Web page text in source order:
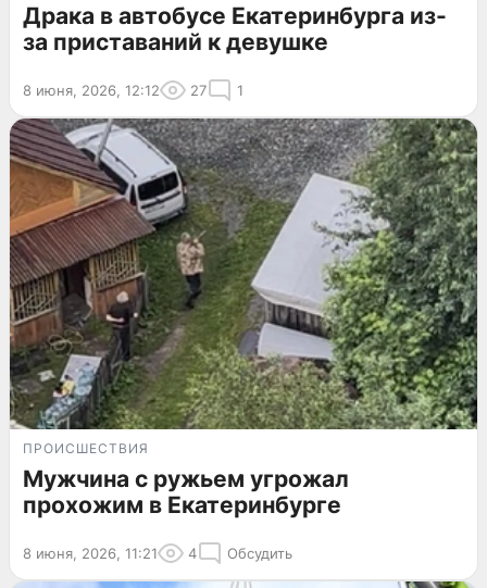
Драка в автобусе Екатеринбурга из-
за приставаний к девушке
8 июня, 2026, 12:12 27 1
ПРОИСШЕСТВИЯ
Мужчина с ружьем угрожал
прохожим в Екатеринбурге
8 июня, 2026, 11:21 4 Обсудить